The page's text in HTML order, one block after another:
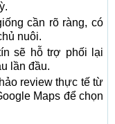
cần rõ ràng, có
nuôi.
sẽ hỗ trợ phối lại
lần đầu.
review thực tế từ
Maps để chọn